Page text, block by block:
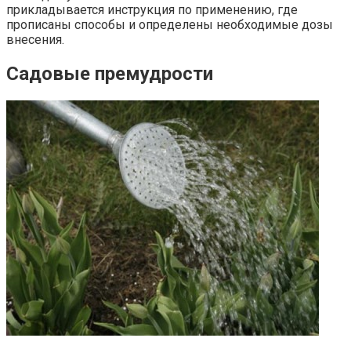
прикладывается инструкция по применению, где
прописаны способы и определены необходимые дозы
внесения.
Садовые премудрости